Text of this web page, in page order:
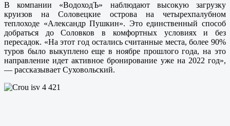
В компании «ВодоходЪ» наблюдают высокую загрузку
круизов на Соловецкие острова на четырехпалубном
теплоходе «Александр Пушкин». Это единственный способ
добраться до Соловков в комфортных условиях и без
пересадок. «На этот год остались считанные места, более 90%
туров было выкуплено еще в ноябре прошлого года, на это
направление идет активное бронирование уже на 2022 год»,
— рассказывает Суховольский.